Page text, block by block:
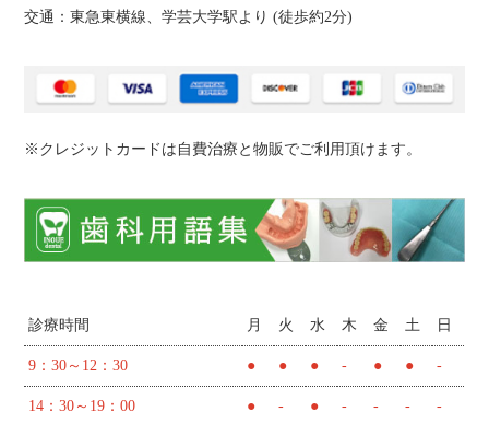
交通：東急東横線、学芸大学駅より (徒歩約2分)
※クレジットカードは自費治療と物販でご利用頂けます。
診療時間 月 火 水 木 金 土 日
9：30～12：30 ● ● ● - ● ● -
14：30～19：00 ● - ● - - - -